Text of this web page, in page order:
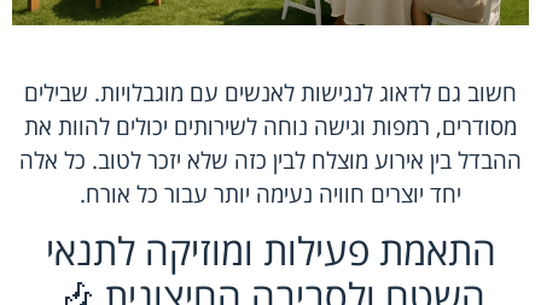
חשוב גם לדאוג לנגישות לאנשים עם מוגבלויות. שבילים
מסודרים, רמפות וגישה נוחה לשירותים יכולים להוות את
ההבדל בין אירוע מוצלח לבין כזה שלא יזכר לטוב. כל אלה
יחד יוצרים חוויה נעימה יותר עבור כל אורח.
התאמת פעילות ומוזיקה לתנאי